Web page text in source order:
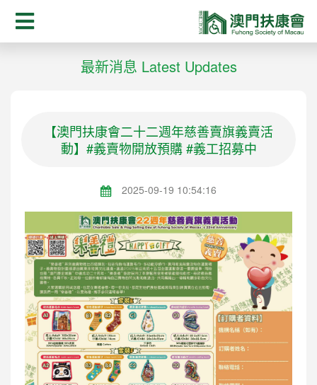
最新消息 Latest Updates
【澳門扶康會二十二週年慈善賣旗義賣活
動】#義賣物開放預購 #義工招募中
2025-09-19 10:54:16